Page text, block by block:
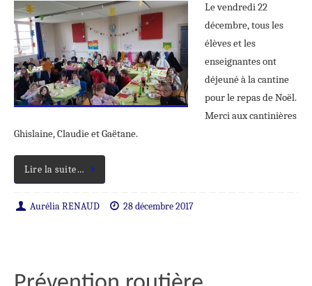
Le vendredi 22
décembre, tous les
élèves et les
enseignantes ont
déjeuné à la cantine
pour le repas de Noël.
Merci aux cantinières
Ghislaine, Claudie et Gaëtane.
Lire la suite…
Aurélia RENAUD 28 décembre 2017